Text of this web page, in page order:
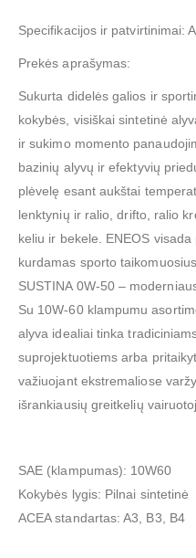
Specifikacijos ir patvirtinimai:
Prekės aprašymas:
Sukurta didelės galios ir
kokybės, visiškai sintetinė
ir sukimo momento
bazinių alyvų ir efektyvių
plėvelę esant aukštai
lenktynių ir ralio, drifto, ralio
keliu ir bekele. ENEOS
kurdamas sporto
SUSTINA 0W-50 –
Su 10W-60 klampumu
alyva idealiai tinka
suprojektuotiems arba
važiuojant ekstremaliose
išrankiausių greitkelių
SAE (klampumas): 10W60
Kokybės lygis: Pilnai sintetinė
ACEA standartas: A3, B3, B4